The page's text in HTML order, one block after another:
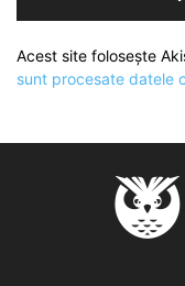
Acest site folosește
sunt procesate datele